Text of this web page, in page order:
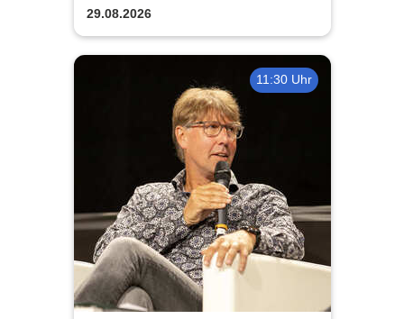
Zollverein
29.08.2026
11:30 Uhr